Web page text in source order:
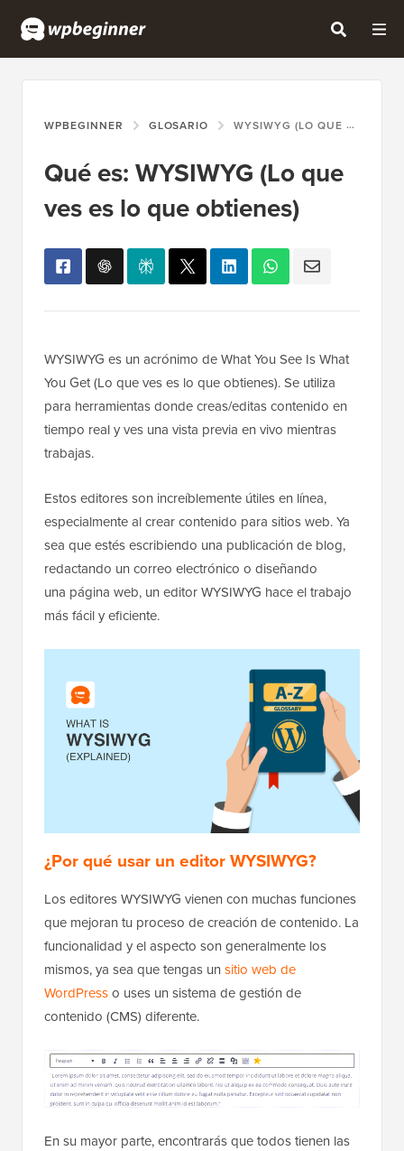
WPBEGINNER GLOSARIO WYSIWYG (LO QUE VES ES LO QUE OBTIENES)
Qué es: WYSIWYG (Lo que
ves es lo que obtienes)
WYSIWYG es un acrónimo de What You See Is What
You Get (Lo que ves es lo que obtienes). Se utiliza
para herramientas donde creas/editas contenido en
tiempo real y ves una vista previa en vivo mientras
trabajas.
Estos editores son increíblemente útiles en línea,
especialmente al crear contenido para sitios web. Ya
sea que estés escribiendo una publicación de blog,
redactando un correo electrónico o diseñando
una página web, un editor WYSIWYG hace el trabajo
más fácil y eficiente.
¿Por qué usar un editor WYSIWYG?
Los editores WYSIWYG vienen con muchas funciones
que mejoran tu proceso de creación de contenido. La
funcionalidad y el aspecto son generalmente los
mismos, ya sea que tengas un sitio web de
WordPresso uses un sistema de gestión de
contenido (CMS) diferente.
En su mayor parte, encontrarás que todos tienen las